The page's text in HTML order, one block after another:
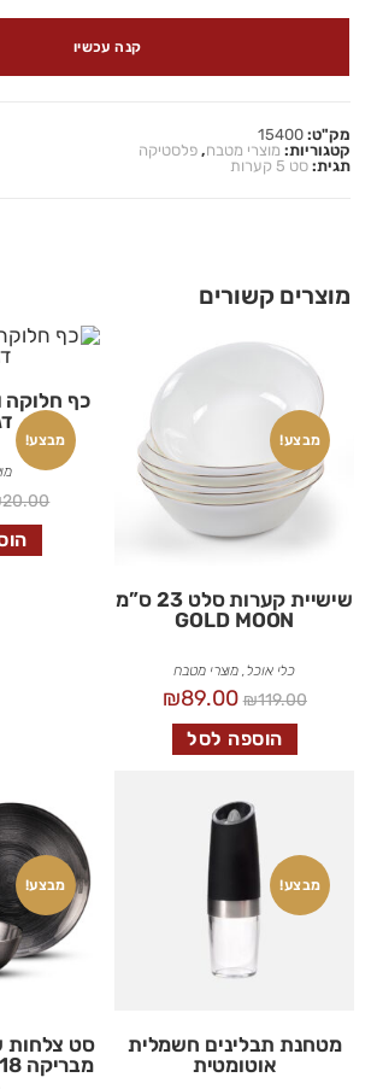
קנה עכשיו
מק"ט:15400
קטגוריות: מוצרי מטבח,פלסטיקה
תגית:סט 5 קערות
מוצרים קשורים
מבצע!
שישיית קערות סלט 23 ס”מ
GOLD MOON
כלי אוכל, מוצרי מטבח
₪119.00
₪89.00
הוספה לסל
מבצע!
כף חלוקה
20.00
מבצע!
מטחנת תבלינים חשמלית
אוטומטית
מבצע!
סט צלחות